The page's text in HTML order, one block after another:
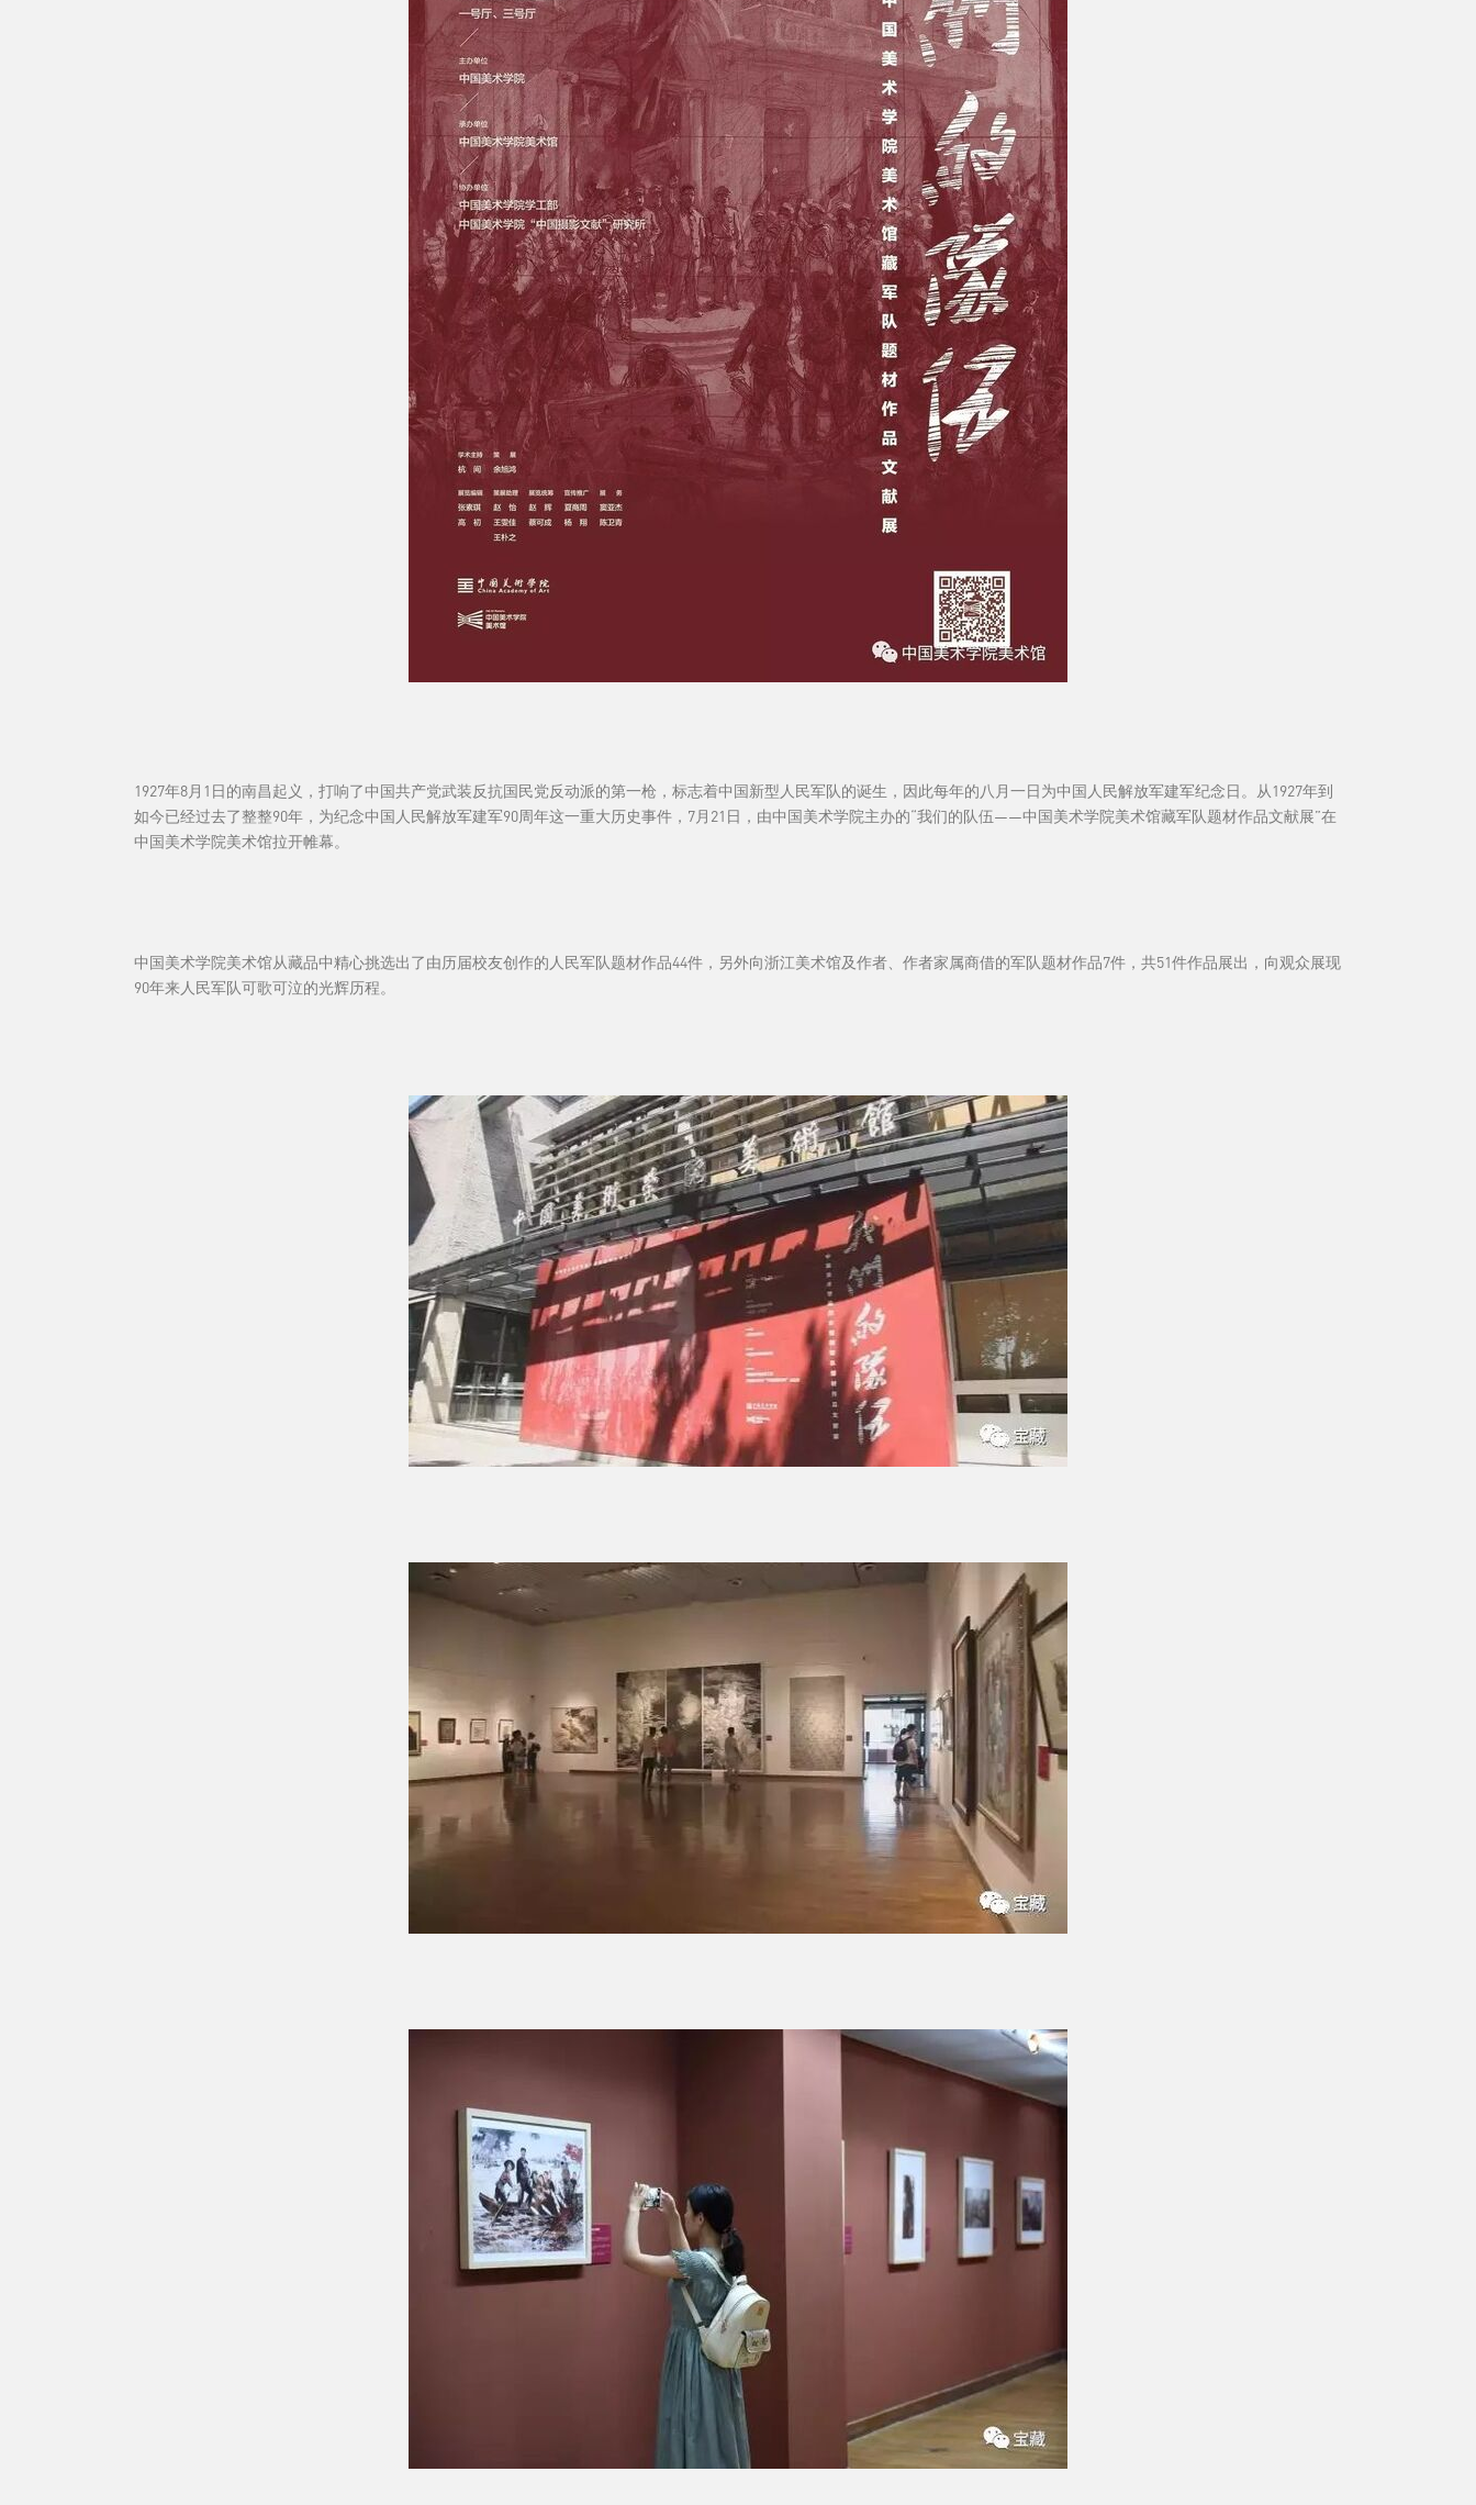
1927年8月1日的南昌起义，打响了中国共产党武装反抗国民党反动派的第一枪，标志着中国新型人民军队的诞生，因此每年的八月一日为中国人民解放军建军纪念日。从1927年到
如今已经过去了整整90年，为纪念中国人民解放军建军90周年这一重大历史事件，7月21日，由中国美术学院主办的“我们的队伍——中国美术学院美术馆藏军队题材作品文献展”在
中国美术学院美术馆拉开帷幕。
中国美术学院美术馆从藏品中精心挑选出了由历届校友创作的人民军队题材作品44件，另外向浙江美术馆及作者、作者家属商借的军队题材作品7件，共51件作品展出，向观众展现
90年来人民军队可歌可泣的光辉历程。